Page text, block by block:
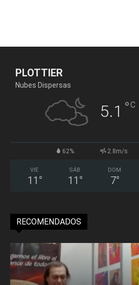
PLOTTIER
Nubes Dispersas
5.1 °C
62% 2.8m/s
VIE
11 °
SÁB
11 °
DOM
7°
RECOMENDADOS